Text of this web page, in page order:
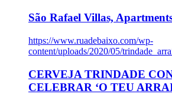
São Rafael Villas,
https://www.ruadebaixo.com/wp-
content/uploads/2020/05/
CERVEJA TRINDADE
CELEBRAR ‘O TEU